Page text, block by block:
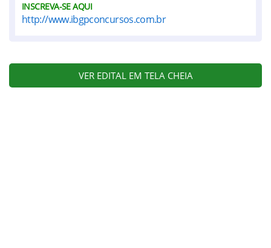
INSCREVA-SE AQUI
http://www.ibgpconcursos.com.br
VER EDITAL EM TELA CHEIA